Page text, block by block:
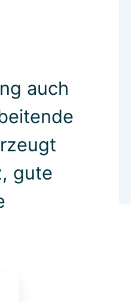
auch
gute